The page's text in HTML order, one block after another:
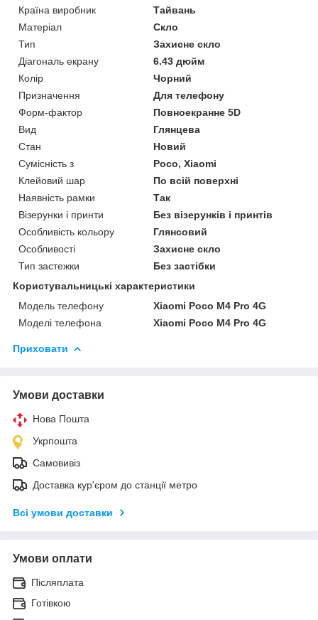
Країна виробник
Тайвань
Матеріал
Скло
Тип
Захисне скло
Діагональ екрану
6.43 дюйм
Колір
Чорний
Призначення
Для телефону
Форм-фактор
Повноекранне 5D
Вид
Глянцева
Стан
Новий
Сумісність з
Poco, Xiaomi
Клейовий шар
По всій поверхні
Наявність рамки
Так
Візерунки і принти
Без візерунків і принтів
Особливість кольору
Глянсовий
Особливості
Захисне скло
Тип застежки
Без застібки
Користувальницькі характеристики
Модель телефону
Xiaomi Poco M4 Pro 4G
Моделі телефона
Xiaomi Poco M4 Pro 4G
Приховати
Умови доставки
Нова Пошта
Укрпошта
Самовивіз
Доставка кур'єром до станції метро
Всі умови доставки
Умови оплати
Післяплата
Готівкою